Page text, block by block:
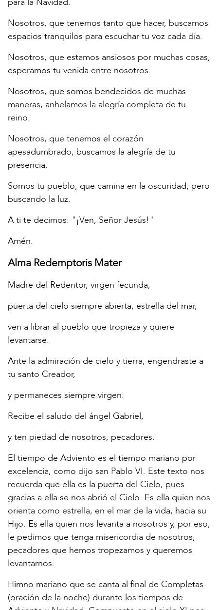
Nosotros, que tenemos tanto que hacer, buscamos
espacios tranquilos para escuchar tu voz cada día.
Nosotros, que estamos ansiosos por muchas cosas,
esperamos tu venida entre nosotros.
Nosotros, que somos bendecidos de muchas
maneras, anhelamos la alegría completa de tu
reino.
Nosotros, que tenemos el corazón
apesadumbrado, buscamos la alegría de tu
presencia.
Somos tu pueblo, que camina en la oscuridad, pero
buscando la luz.
A ti te decimos: "¡Ven, Señor Jesús!"
Amén.
Alma Redemptoris Mater
Madre del Redentor, virgen fecunda,
puerta del cielo siempre abierta, estrella del mar,
ven a librar al pueblo que tropieza y quiere
levantarse.
Ante la admiración de cielo y tierra, engendraste a
tu santo Creador,
y permaneces siempre virgen.
Recibe el saludo del ángel Gabriel,
y ten piedad de nosotros, pecadores.
El tiempo de Adviento es el tiempo mariano por
excelencia, como dijo san Pablo VI. Este texto nos
recuerda que ella es la puerta del Cielo, pues
gracias a ella se nos abrió el Cielo. Es ella quien nos
orienta como estrella, en el mar de la vida, hacia su
Hijo. Es ella quien nos levanta a nosotros y, por eso,
le pedimos que tenga misericordia de nosotros,
pecadores que hemos tropezamos y queremos
levantarnos.
Himno mariano que se canta al final de Completas
(oración de la noche) durante los tiempos de